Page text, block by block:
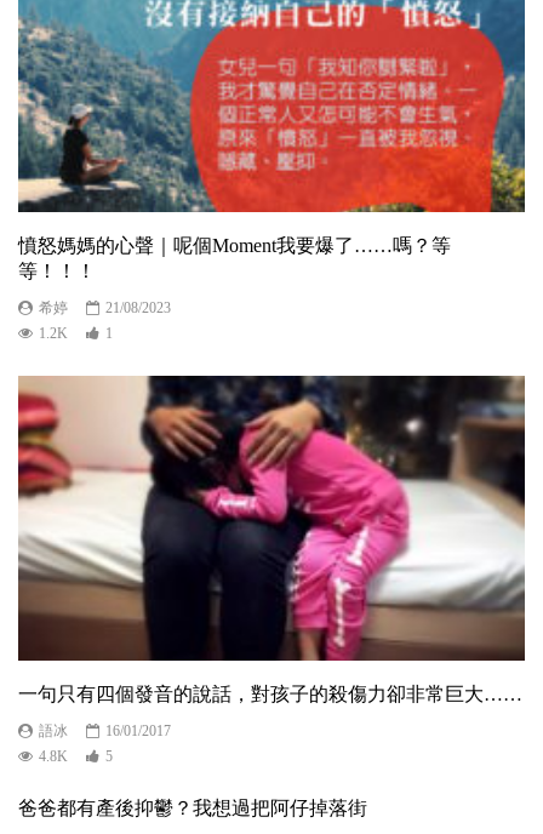
憤怒媽媽的心聲｜呢個Moment我要爆了……嗎？等
等！！！
希婷
21/08/2023
1.2K
1
一句只有四個發音的說話，對孩子的殺傷力卻非常巨大……
語冰
16/01/2017
4.8K
5
爸爸都有產後抑鬱？我想過把阿仔掉落街